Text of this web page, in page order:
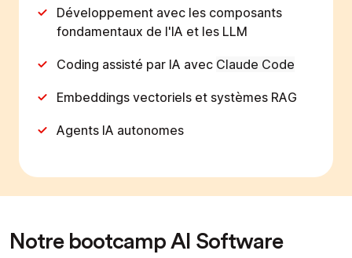
Développement avec les composants
fondamentaux de l'IA et les LLM
Coding assisté par IA avec Claude Code
Embeddings vectoriels et systèmes RAG
Agents IA autonomes
Notre bootcamp AI Software